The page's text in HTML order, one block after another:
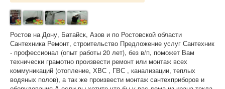
Ростов на Дону, Батайск, Азов и по Ростовской области
Сантехника Ремонт, строительство Предложение услуг Сантехник
- профессионал (опыт работы 20 лет), без в/п, поможет Вам
технически грамотно произвести ремонт или монтаж всех
коммуникаций (отопление, ХВС , ГВС , канализации, теплых
водяных полов), а так же произвести монтаж сантехприборов и